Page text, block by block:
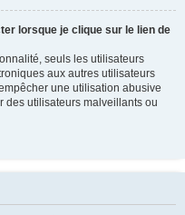
lorsque je clique sur le lien de
seuls les utilisateurs
aux autres utilisateurs
une utilisation abusive
des utilisateurs malveillants ou